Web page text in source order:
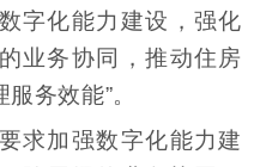
字化能力建设，强化
业务协同，推动住房
务效能”。
求加强数字化能力建